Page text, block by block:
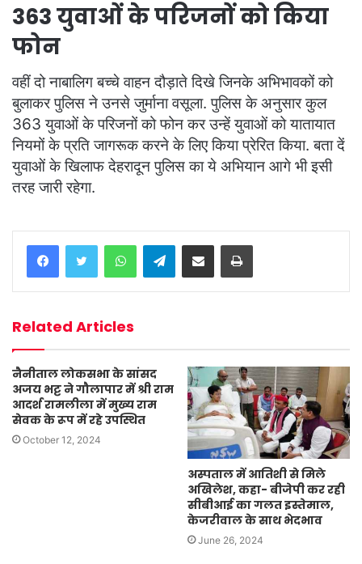
363 युवाओं के परिजनों को किया
फोन
वहीं दो नाबालिग बच्चे वाहन दौड़ाते दिखे जिनके अभिभावकों को
बुलाकर पुलिस ने उनसे जुर्माना वसूला. पुलिस के अनुसार कुल
363 युवाओं के परिजनों को फोन कर उन्हें युवाओं को यातायात
नियमों के प्रति जागरूक करने के लिए किया प्रेरित किया. बता दें
युवाओं के खिलाफ देहरादून पुलिस का ये अभियान आगे भी इसी
तरह जारी रहेगा.
WhatsAppTelegramShare via Email Print
Related Articles
नैनीताल लोकसभा के सांसद
अजय भट्ट ने गौलापार में श्री राम
आदर्श रामलीला में मुख्य राम
सेवक के रूप में रहे उपस्थित
October 12, 2024
अस्पताल में आतिशी से मिले
अखिलेश, कहा- बीजेपी कर रही
सीबीआई का गलत इस्तेमाल,
केजरीवाल के साथ भेदभाव
June 26, 2024